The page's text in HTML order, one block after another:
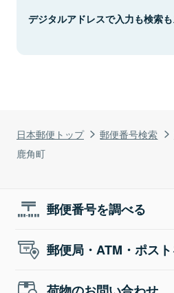
日本郵便トップ 郵便番号検索
鹿角町
デジタルアドレスで入力も検索も
郵便番号を調べる
郵便局・ATM・ポス